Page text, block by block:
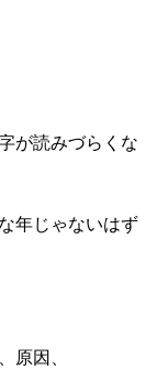
が読みづらくな
年じゃないはず
原因、